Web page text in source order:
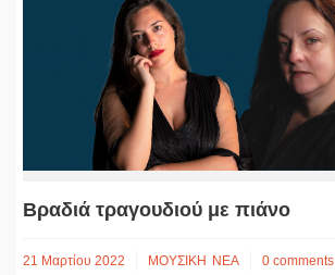
Βραδιά τραγουδιού με πιάνο
21 Μαρτίου 2022 ΜΟΥΣΙΚΗ ΝΕΑ 0 comments